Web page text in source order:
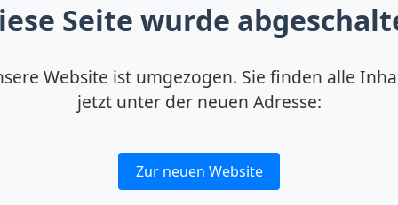
Seite wurde
Website ist umgezogen. Sie finden alle
jetzt unter der neuen Adresse:
Zur neuen Website